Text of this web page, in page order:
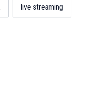
live streaming